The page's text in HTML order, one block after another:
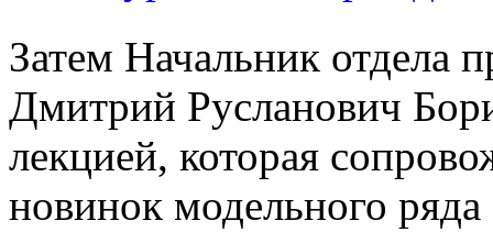
Затем Начальник
Дмитрий Русланович
лекцией, которая
новинок модельного